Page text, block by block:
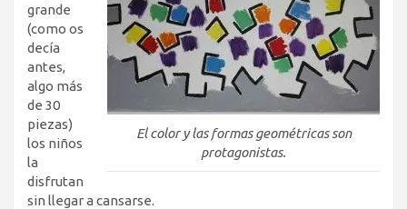
El color y las formas geométricas son
protagonistas.
grande
(como os
decía
antes,
algo más
de 30
piezas)
los niños
la
disfrutan
sin llegar a cansarse.